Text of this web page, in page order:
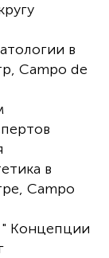
в
Campo de
в
Campo
" Концепции